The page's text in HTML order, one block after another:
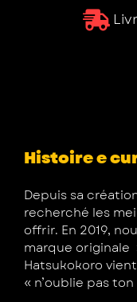
Histoire e
Depuis sa
recherché les
offrir. En 2019,
marque originale
Hatsukokoro
« n’oublie pas